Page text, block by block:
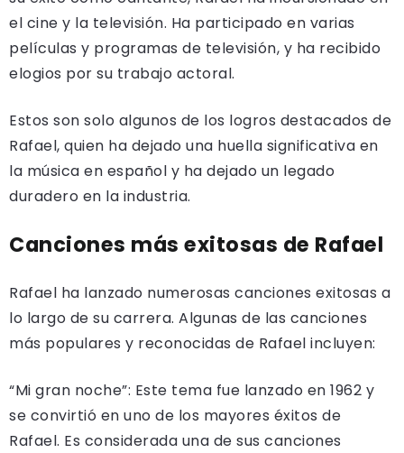
el cine y la televisión. Ha participado en varias
películas y programas de televisión, y ha recibido
elogios por su trabajo actoral.
Estos son solo algunos de los logros destacados de
Rafael, quien ha dejado una huella significativa en
la música en español y ha dejado un legado
duradero en la industria.
Canciones más exitosas de Rafael
Rafael ha lanzado numerosas canciones exitosas a
lo largo de su carrera. Algunas de las canciones
más populares y reconocidas de Rafael incluyen:
“Mi gran noche”: Este tema fue lanzado en 1962 y
se convirtió en uno de los mayores éxitos de
Rafael. Es considerada una de sus canciones